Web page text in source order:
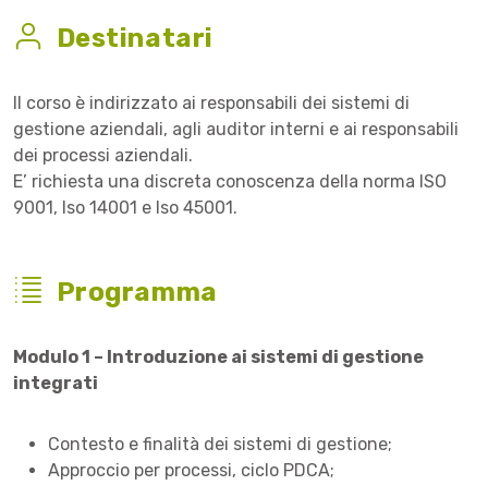
Destinatari
Il corso è indirizzato ai responsabili dei sistemi di
gestione aziendali, agli auditor interni e ai responsabili
dei processi aziendali.
E’ richiesta una discreta conoscenza della norma ISO
9001, Iso 14001 e Iso 45001.
Programma
Modulo 1 – Introduzione ai sistemi di gestione
integrati
Contesto e finalità dei sistemi di gestione;
Approccio per processi, ciclo PDCA;